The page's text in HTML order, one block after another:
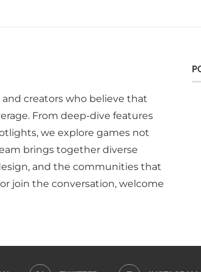
and creators who believe that
From deep-dive features
we explore games not
brings together diverse
and the communities that
join the conversation, welcome